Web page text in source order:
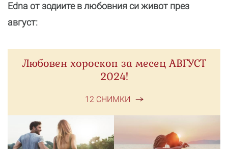
Edna от зодиите в любовния си живот през
август:
Любовен хороскоп за месец АВГУСТ
2024!
12 СНИМКИ